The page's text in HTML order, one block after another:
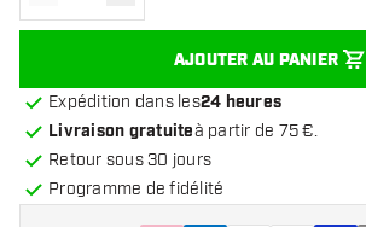
AJOUTER AU PANIER
Expédition dans les24 heures
Livraison gratuiteà partir de 75 €.
Retour sous 30 jours
Programme de fidélité